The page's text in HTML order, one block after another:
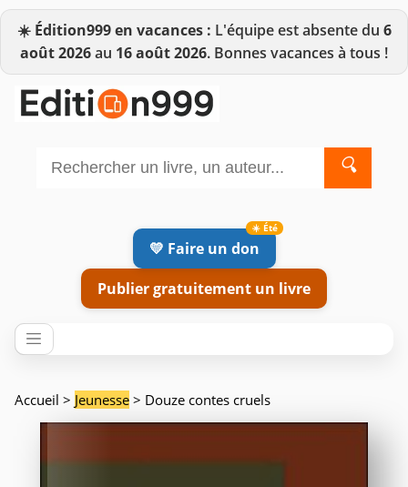
☀️ Édition999 en vacances : L'équipe est absente du 6
août 2026au 16 août 2026. Bonnes vacances à tous !
🔍
💛 Faire un don
Publier gratuitement un livre
Accueil > Jeunesse > Douze contes cruels